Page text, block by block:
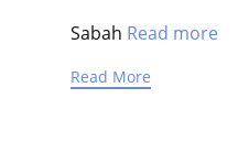
Sabah Read more
Read More